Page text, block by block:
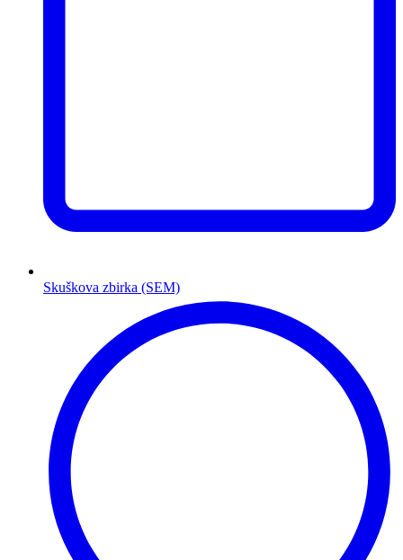
Skuškova zbirka (SEM)